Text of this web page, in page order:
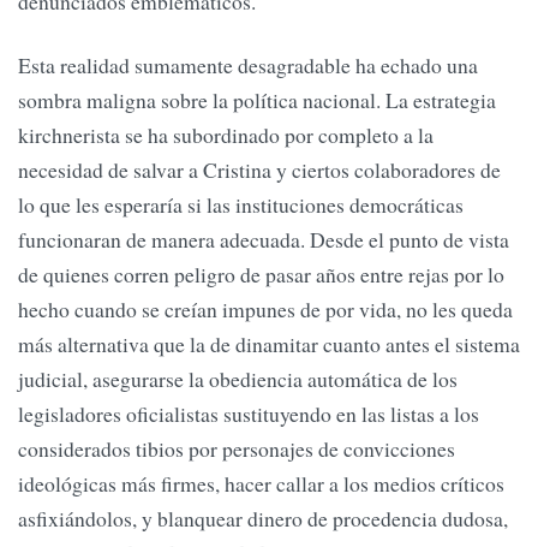
Esta realidad sumamente desagradable ha echado una
sombra maligna sobre la política nacional. La estrategia
kirchnerista se ha subordinado por completo a la
necesidad de salvar a Cristina y ciertos colaboradores de
lo que les esperaría si las instituciones democráticas
funcionaran de manera adecuada. Desde el punto de vista
de quienes corren peligro de pasar años entre rejas por lo
hecho cuando se creían impunes de por vida, no les queda
más alternativa que la de dinamitar cuanto antes el sistema
judicial, asegurarse la obediencia automática de los
legisladores oficialistas sustituyendo en las listas a los
considerados tibios por personajes de convicciones
ideológicas más firmes, hacer callar a los medios críticos
asfixiándolos, y blanquear dinero de procedencia dudosa,